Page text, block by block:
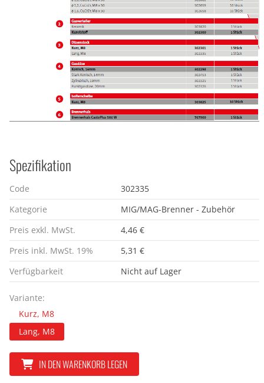
Spezifikation
Code
302335
Kategorie
MIG/MAG-Brenner - Zubehör
Preis exkl. MwSt.
4,46 €
Preis inkl. MwSt. 19%
5,31 €
Verfügbarkeit
Nicht auf Lager
Variante:
Kurz, M8
Lang, M8
IN DEN WARENKORB LEGEN